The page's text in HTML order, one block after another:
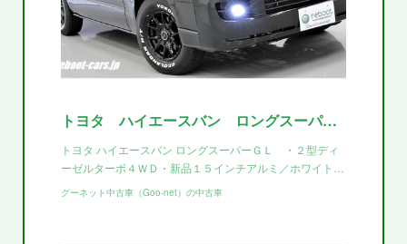
トヨタ ハイエースバン ロングスーパーＧＬ ・２型ディーゼルターボ４ＷＤ・新品１５インチアルミ／ホワイトレター・新品社外インナーブラックヘッドライト・フォグＬＥＤ・ワンセグナビ・バックカメラ・ＥＴＣ・
トヨタ ハイエースバン ロングスーパーＧＬ ・２型ディ
ーゼルターボ４ＷＤ・新品１５インチアルミ／ホワイト…
グーネット中古車（Goo-net）の中古車